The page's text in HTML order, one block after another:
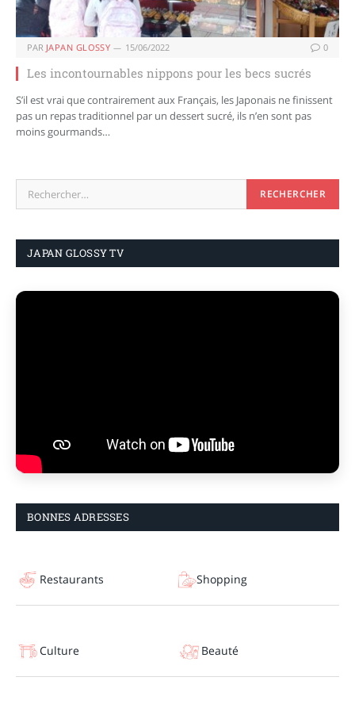
PAR JAPAN GLOSSY 15/06/2022 0
Les incontournables nippons pour les becs sucrés
S’il est vrai que contrairement aux Français, les Japonais ne finissent
pas un repas traditionnel par un dessert sucré, ils n’en sont pas
moins gourmands…
JAPAN GLOSSY TV
BONNES ADRESSES
Restaurants Shopping
Culture Beauté